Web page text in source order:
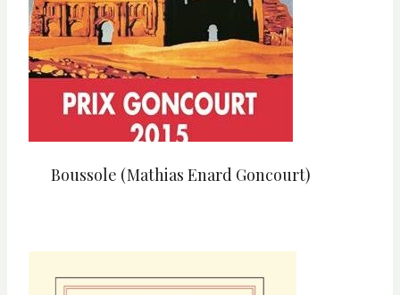
Boussole (Mathias Enard Goncourt)